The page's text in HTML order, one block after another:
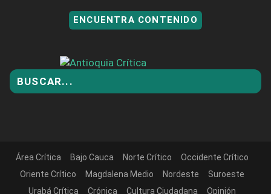
ENCUENTRA CONTENIDO
Área Crítica Bajo Cauca Norte Crítico
Occidente Crítico
Oriente Crítico
Magdalena Medio Nordeste
Suroeste
Urabá Crítica
Crónica Cultura Ciudadana Opinión